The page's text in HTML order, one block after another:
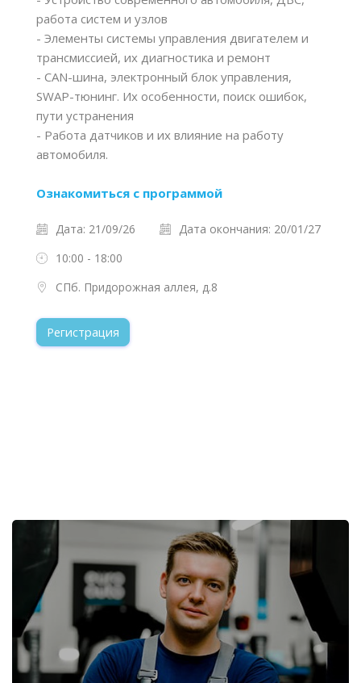
работа систем и узлов
- Элементы системы управления двигателем и
трансмиссией, их диагностика и ремонт
- CAN-шина, электронный блок управления,
SWAP-тюнинг. Их особенности, поиск ошибок,
пути устранения
- Работа датчиков и их влияние на работу
автомобиля.
Ознакомиться с программой
Дата: 21/09/26
Дата окончания: 20/01/27
10:00 - 18:00
СПб. Придорожная аллея, д.8
Регистрация
Пропустить [Cocoon] Избранное событие